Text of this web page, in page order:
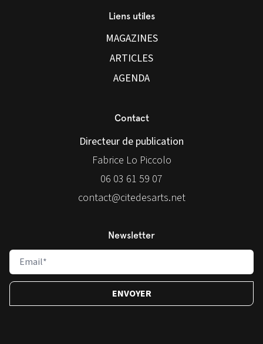
Liens utiles
MAGAZINES
ARTICLES
AGENDA
Contact
Directeur de publication
Fabrice Lo Piccolo
06 03 61 59 07
contact@citedesarts.net
Newsletter